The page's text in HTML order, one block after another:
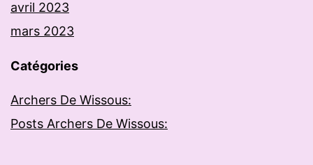
avril 2023
mars 2023
Catégories
Archers De Wissous:
Posts Archers De Wissous: